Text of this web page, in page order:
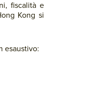
fiscalità e
Kong si
esaustivo: